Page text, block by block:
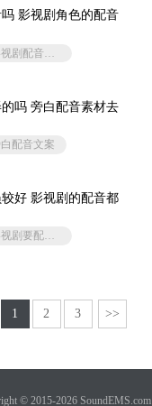
音
影视剧配音演员
素材去
配音文案
配音都
影视剧要配音的原因
1 2 3 >>
© 2015-2026 SoundEMS.com